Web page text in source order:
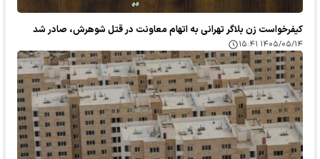
کیفرخواست زن بلاگر تهرانی به اتهام معاونت در قتل شوهرش، صادر شد
۱۴۰۵/۰۵/۱۴ ۱۵:۴۱